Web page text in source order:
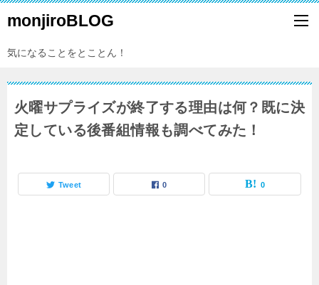
monjiroBLOG
気になることをとことん！
火曜サプライズが終了する理由は何？既に決
定している後番組情報も調べてみた！
Tweet 0 0